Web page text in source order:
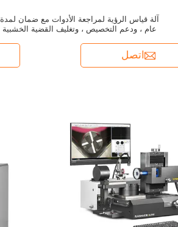
آلة قياس الرؤية لمراجعة الأدوات مع ضمان لمدة
عام ، ودعم التخصيص ، وتغليف القضية الخشبية
اتصل